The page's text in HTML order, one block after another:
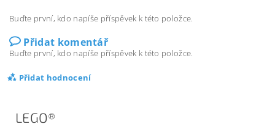
Buďte první, kdo napíše příspěvek k této položce.
Přidat komentář
Buďte první, kdo napíše příspěvek k této položce.
Přidat hodnocení
LEGO®